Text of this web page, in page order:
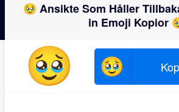
🥹 Ansikte Som Håller
in Emoji Kopior
🥹 🥹